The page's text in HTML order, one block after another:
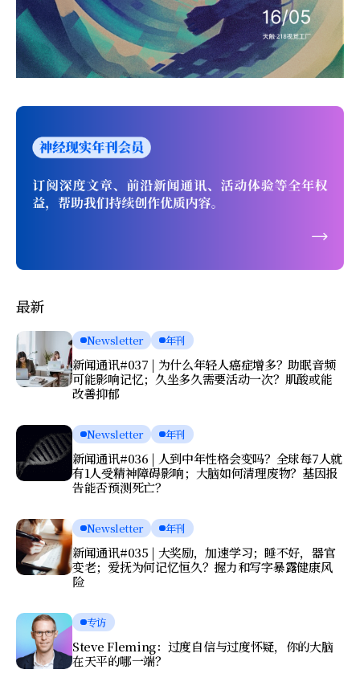
最新
Newsletter 年刊
新闻通讯#037 | 为什么年轻人癌症增多？助眠音频
可能影响记忆；久坐多久需要活动一次？肌酸或能
改善抑郁
Newsletter 年刊
新闻通讯#036 | 人到中年性格会变吗？全球每7人就
有1人受精神障碍影响；大脑如何清理废物？基因报
告能否预测死亡？
Newsletter 年刊
新闻通讯#035 | 大奖励，加速学习；睡不好，器官
变老；爱抚为何记忆恒久？握力和写字暴露健康风
险
专访
Steve Fleming：过度自信与过度怀疑，你的大脑
在天平的哪一端？